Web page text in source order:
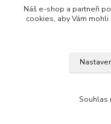
info@zahas-technics.eu
©
Náš e-shop a partneři
cookies, aby Vám
Souhlas